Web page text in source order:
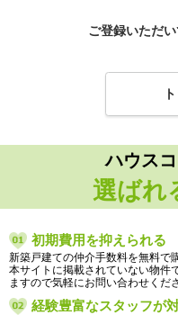
ご登録いただ
ハウス
選ばれ
初期費用を抑えられる
新築戸建ての仲介手数料を無料で
本サイトに掲載されていない物件
ますので気軽にお問い合わせくだ
経験豊富なスタッフが